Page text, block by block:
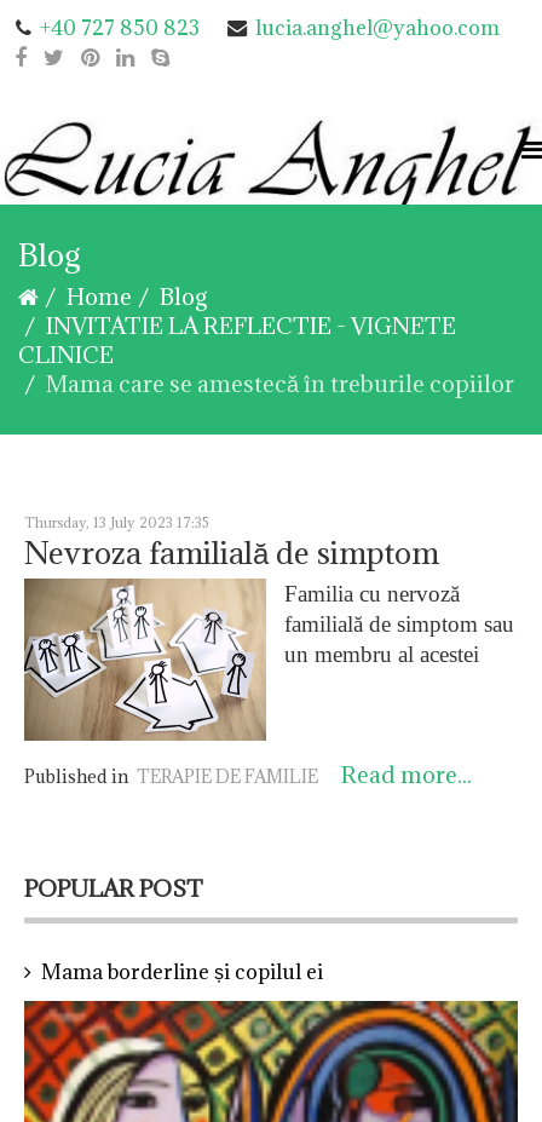
+40 727 850 823 lucia.anghel@yahoo.com
Blog
Home
Blog
INVITATIE LA REFLECTIE - VIGNETE
CLINICE
Mama care se amestecă în treburile copiilor
Thursday, 13 July 2023 17:35
Nevroza familială de simptom
Familia cu nervoză
familială de simptom sau
un membru al acestei
tensiunile interne, astfel
atacat, chiar concentric,
pentru a-l îmbolnăvi pe
celălalt - care e considerat
un ratat și are rolul
indispensabil de purtator
de simptom, ajungând să
își amplifice conflictele și
Published in TERAPIE DE FAMILIE Read more...
POPULAR POST
Mama borderline și copilul ei